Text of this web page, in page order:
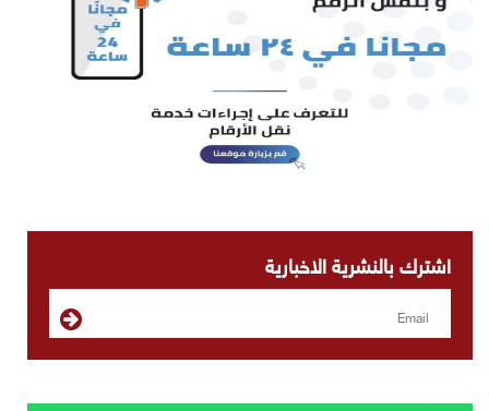
اشترك بالنشرية الاخبارية